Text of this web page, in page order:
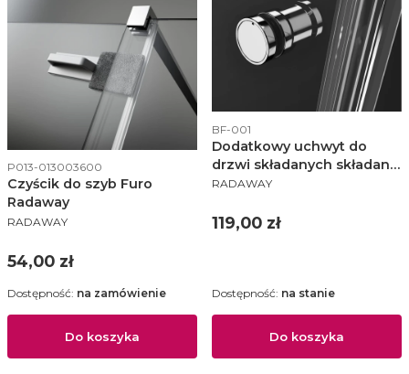
Kod produktu
P013-013003600
Czyścik do szyb Furo
Radaway
PRODUCENT
RADAWAY
Cena
54,00 zł
Do koszyka
Dostępność: na zamówienie
Kod produktu
BF-001
Dodatkowy uchwyt do
drzwi składanych składane
Radaway - BF-001
PRODUCENT
RADAWAY
Cena
119,00 zł
Do koszyka
Dostępność: na stanie